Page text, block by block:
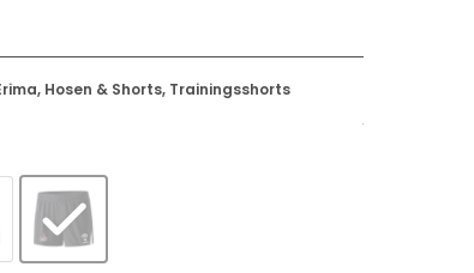
, Hosen & Shorts, Trainingsshorts